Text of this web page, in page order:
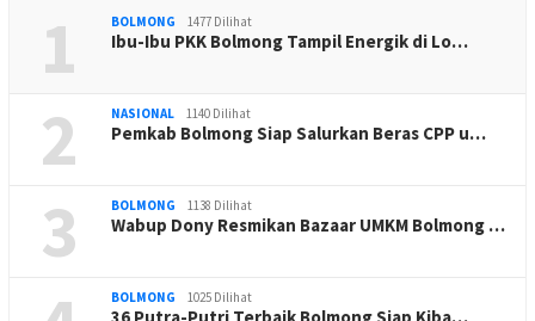
1 BOLMONG 1477 Dilihat
Ibu-Ibu PKK Bolmong Tampil Energik di Lo…
2 NASIONAL 1140 Dilihat
Pemkab Bolmong Siap Salurkan Beras CPP u…
3 BOLMONG 1138 Dilihat
Wabup Dony Resmikan Bazaar UMKM Bolmong …
BOLMONG 1025 Dilihat
36 Putra-Putri Terbaik Bolmong Siap Kiba…